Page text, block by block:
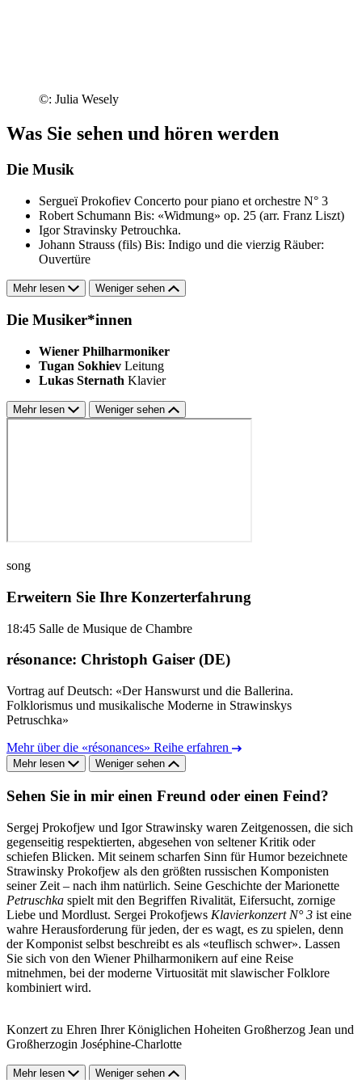
©: Julia Wesely
Was Sie sehen und hören werden
Die Musik
Sergueï Prokofiev Concerto pour piano et orchestre N° 3
Robert Schumann Bis: «Widmung» op. 25 (arr. Franz Liszt)
Igor Stravinsky Petrouchka.
Johann Strauss (fils) Bis: Indigo und die vierzig Räuber:
Ouvertüre
Mehr lesen Weniger sehen
Die Musiker*innen
Wiener Philharmoniker
Tugan Sokhiev Leitung
Lukas Sternath Klavier
Mehr lesen Weniger sehen
song
Erweitern Sie Ihre Konzerterfahrung
18:45 Salle de Musique de Chambre
résonance: Christoph Gaiser (DE)
Vortrag auf Deutsch: «Der Hanswurst und die Ballerina.
Folklorismus und musikalische Moderne in Strawinskys
Petruschka»
Mehr über die «résonances» Reihe erfahren
Mehr lesen Weniger sehen
Sehen Sie in mir einen Freund oder einen Feind?
Sergej Prokofjew und Igor Strawinsky waren Zeitgenossen, die sich
gegenseitig respektierten, abgesehen von seltener Kritik oder
schiefen Blicken. Mit seinem scharfen Sinn für Humor bezeichnete
Strawinsky Prokofjew als den größten russischen Komponisten
seiner Zeit – nach ihm natürlich. Seine Geschichte der Marionette
Petruschka spielt mit den Begriffen Rivalität, Eifersucht, zornige
Liebe und Mordlust. Sergei Prokofjews Klavierkonzert N° 3 ist eine
wahre Herausforderung für jeden, der es wagt, es zu spielen, denn
der Komponist selbst beschreibt es als «teuflisch schwer». Lassen
Sie sich von den Wiener Philharmonikern auf eine Reise
mitnehmen, bei der moderne Virtuosität mit slawischer Folklore
kombiniert wird.
Konzert zu Ehren Ihrer Königlichen Hoheiten Großherzog Jean und
Großherzogin Joséphine-Charlotte
Mehr lesen Weniger sehen